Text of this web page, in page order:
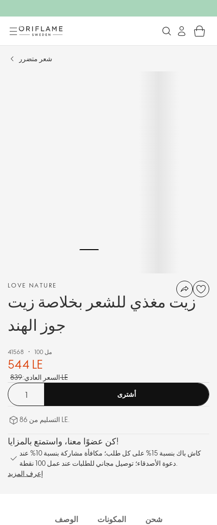
شعر متضرر
LOVE NATURE
زيت مغذي للشعر بخلاصة زيت
جوز الهند
41568 100 مل
544 LE
السعر العادي:839 LE
أشترى
التسليم من 86 LE.
كن عضوًا معنا، واستمتع بالمزايا!
كاش باك بنسبة 15% على كل طلب؛ مكافأة مشاركة بنسبة 10% عند
دعوة الأصدقاء؛ توصيل مجاني للطلبات عند عمل 100 نقطة.
إعرف المزيد
الوصف المكونات شحن